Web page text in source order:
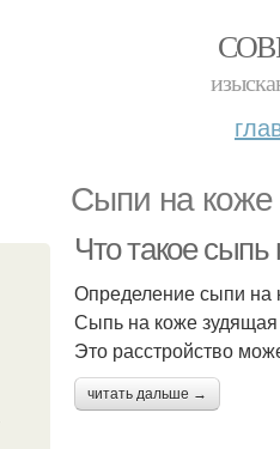
Сыпи на коже
Что такое
Определение сыпи на
Сыпь на коже
Это расстройство
читать дальше →